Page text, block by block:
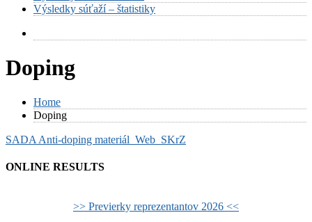
Výsledky súťaží – štatistiky
Doping
Home
Doping
SADA Anti-doping materiál_Web_SKrZ
ONLINE RESULTS
>> Previerky reprezentantov 2026 <<